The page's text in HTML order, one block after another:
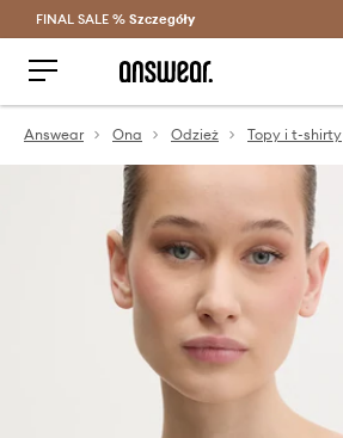
Oszczędzaj z Answear Club >
FINAL SALE % Szczegóły
Answear Ona Odzież Topy i t-shirty